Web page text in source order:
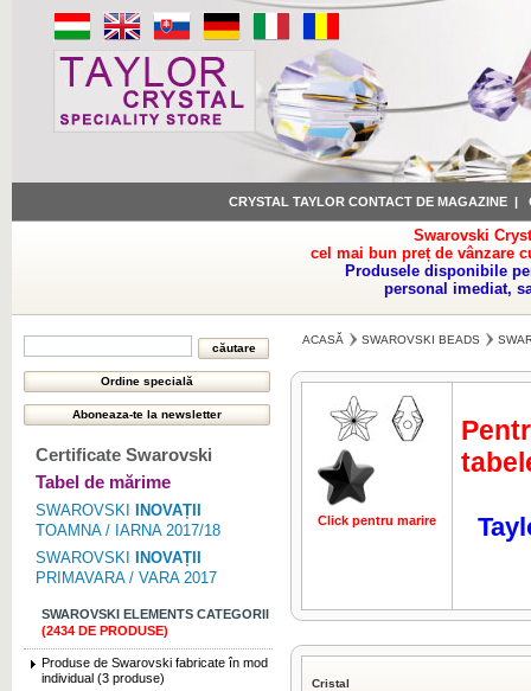
CRYSTAL TAYLOR CONTACT DE MAGAZINE |
Swarovski
cel mai bun preț de vânzare
Produsele disponibile
personal imediat,
Certificate Swarovski
Tabel de mărime
SWAROVSKI
INOVAȚII
TOAMNA / IARNA 2017/18
SWAROVSKI
INOVAȚII
PRIMAVARA / VARA 2017
SWAROVSKI ELEMENTS CATEGORII
(2434 DE PRODUSE)
Produse de Swarovski fabricate în mod
individual (3 produse)
ACASĂ SWAROVSKI BEADS
Click pentru marire Click pentru
Cristal